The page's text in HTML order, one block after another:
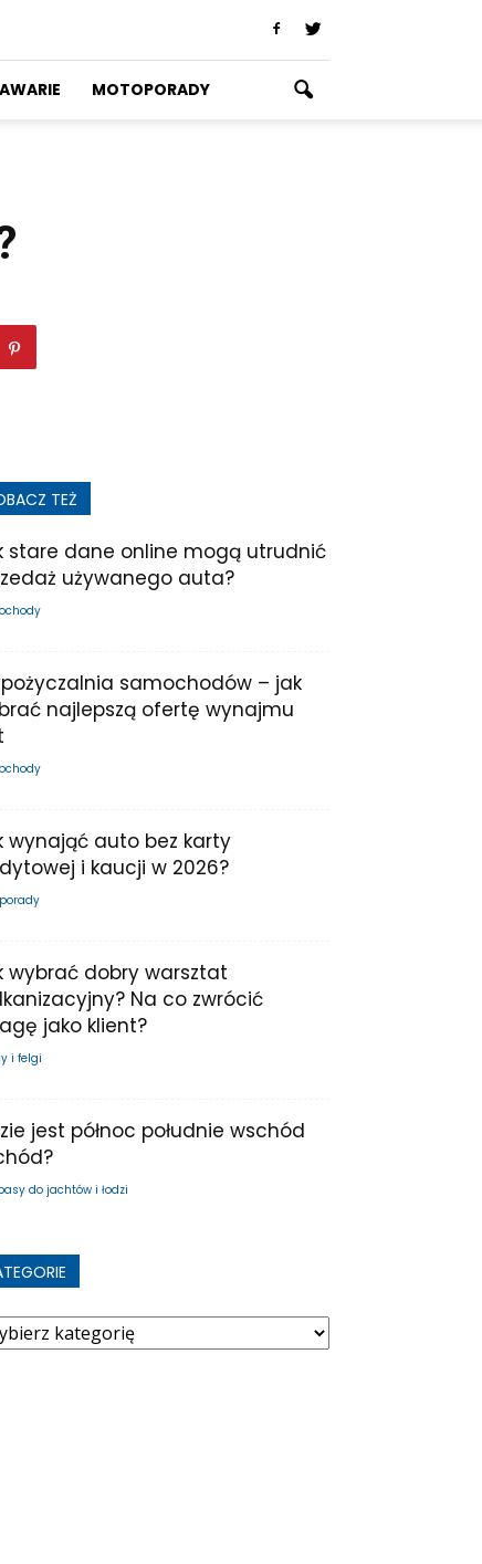
AWARIE MOTOPORADY
TEŻ
stare dane online mogą utrudnić
używanego auta?
samochodów – jak
najlepszą ofertę wynajmu
wynająć auto bez karty
i kaucji w 2026?
wybrać dobry warsztat
Na co zwrócić
jako klient?
i felgi
jest północ południe wschód
do jachtów i łodzi